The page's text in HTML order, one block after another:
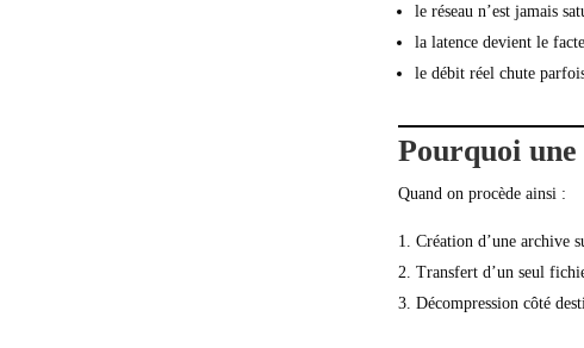
le réseau n’est jamais
la latence devient le
le débit réel chute
Pourquoi
Quand on procède ainsi :
Création d’une archive
Transfert d’un seul
Décompression côté